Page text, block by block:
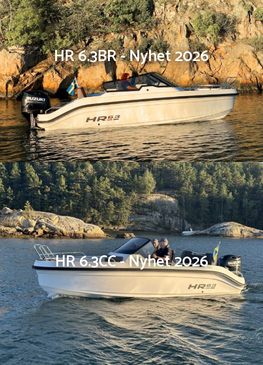
HR 6.3BR - Nyhet 2026
HR 6.3CC - Nyhet 2026